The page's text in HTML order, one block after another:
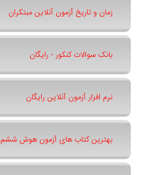
زمان و تاریخ آزمون آنلاین مبتکران
بانک سوالات کنکور - رایگان
نرم افزار آزمون آنلاین رایگان
بهترین کتاب های آزمون هوش ششم